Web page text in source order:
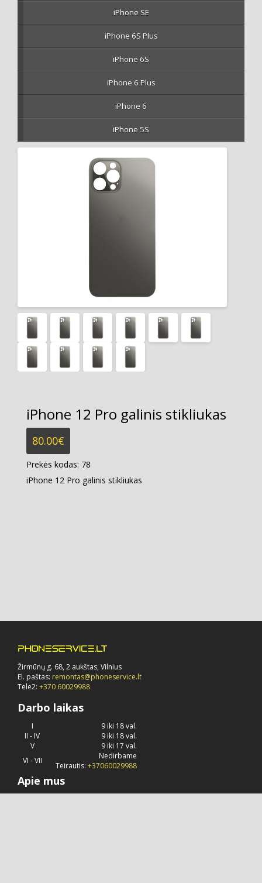
iPhone SE
iPhone 6S Plus
iPhone 6S
iPhone 6 Plus
iPhone 6
iPhone 5S
iPhone 12 Pro galinis stikliukas
80.00€
Prekės kodas: 78
iPhone 12 Pro galinis stikliukas
Žirmūnų g. 68, 2 aukštas, Vilnius
El. paštas: remontas@phoneservice.lt
Tele2: +370 60029988
Darbo laikas
I
9 iki 18 val.
II - IV
9 iki 18 val.
V
9 iki 17 val.
VI - VII
Nedirbame
Teirautis: +37060029988
Apie mus